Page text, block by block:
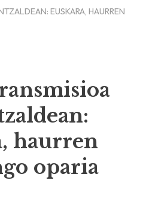
EUSKARA, HAURREN
haurren
oparia